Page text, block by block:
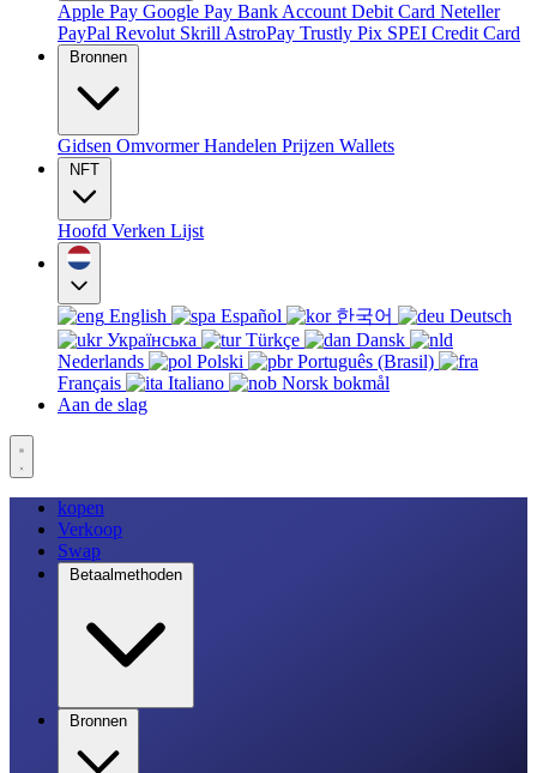
Apple Pay Google Pay Bank Account Debit Card Neteller
PayPal Revolut Skrill AstroPay Trustly Pix SPEI Credit Card
Bronnen
Gidsen OmvormerHandelen Prijzen Wallets
NFT
Hoofd Verken Lijst
English Español 한국어
Deutsch
Українська
Türkçe
Dansk
Nederlands
Polski
Português (Brasil)
Français
Italiano
Norsk bokmål
Aan de slag
kopen
Verkoop
Swap
Betaalmethoden
Bronnen